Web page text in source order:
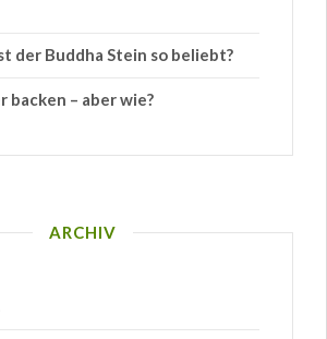
der Buddha Stein so beliebt?
backen – aber wie?
ARCHIV